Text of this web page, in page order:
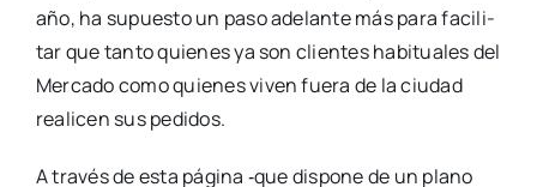
año, ha supues­to un paso ade­lan­te más para faci­li­
tar que tan­to quie­nes ya son clien­tes habi­tua­les del
Mer­ca­do como quie­nes viven fue­ra de la ciu­dad
reali­cen sus pedi­dos.
A tra­vés de esta pági­na ‑que dis­po­ne de un plano